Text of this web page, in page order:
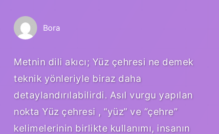
Bora
Metnin dili akıcı; Yüz çehresi ne demek
teknik yönleriyle biraz daha
detaylandırılabilirdi. Asıl vurgu yapılan
nokta Yüz çehresi , “yüz” ve “çehre”
kelimelerinin birlikte kullanımı, insanın